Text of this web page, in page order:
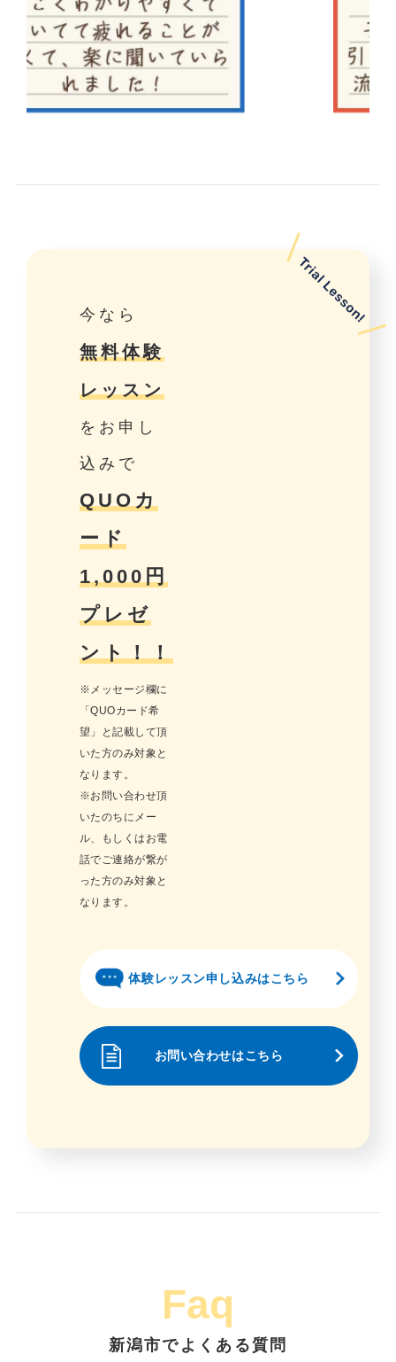
今なら
無料体験
レッスン
をお申し
込みで
QUOカ
ード
1,000円
プレゼ
ント！！
※メッセージ欄に
「QUOカード希
望」と記載して頂
いた方のみ対象と
なります。
※お問い合わせ頂
いたのちにメー
ル、もしくはお電
話でご連絡が繋が
った方のみ対象と
なります。
体験レッスン申し込みはこちら
お問い合わせはこちら
Faq
新潟市でよくある質問